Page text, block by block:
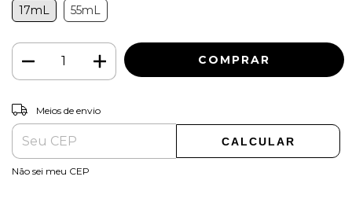
17mL 55mL
Entregas para o CEP:
Meios de envio
CALCULAR
Não sei meu CEP